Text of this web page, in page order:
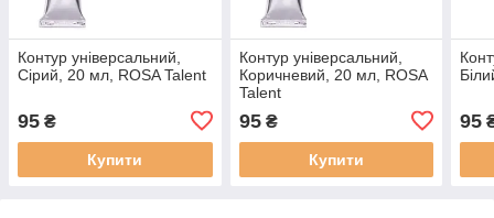
Контур універсальний,
Сірий, 20 мл, ROSA Talent
95 ₴
Купити
Контур універсальний,
Коричневий, 20 мл, ROSA
Talent
95₴
Купити
95